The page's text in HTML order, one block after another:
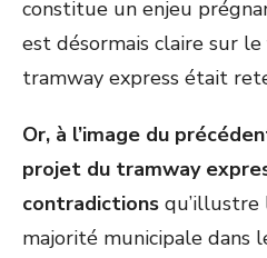
constitue un enjeu
est désormais claire sur
tramway express était
Or, à l’image du
projet du tramway
contradictions qu’illustre
majorité municipale dans